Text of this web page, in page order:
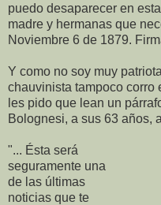
puedo desaparecer en
madre y hermanas que
Noviembre 6 de 1879.
Y como no soy muy
chauvinista tampoco corro
les pido que lean un
Bolognesi, a sus 63 años,
"... Ésta será
seguramente una
de las últimas
noticias que te